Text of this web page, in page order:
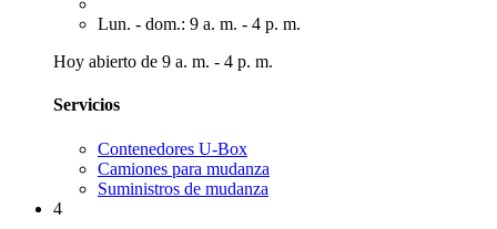
Lun. - dom.: 9 a. m. - 4 p. m.
Hoy abierto de 9 a. m. - 4 p. m.
Servicios
Contenedores U-Box
Camiones para mudanza
Suministros de mudanza
4